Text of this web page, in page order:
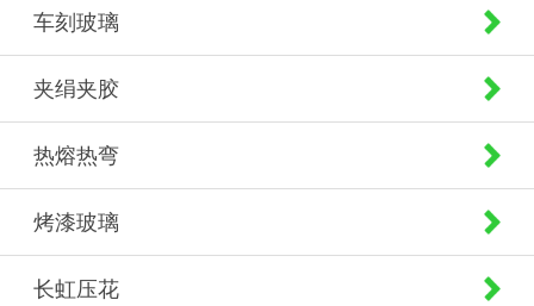
车刻玻璃
夹绢夹胶
热熔热弯
烤漆玻璃
长虹压花